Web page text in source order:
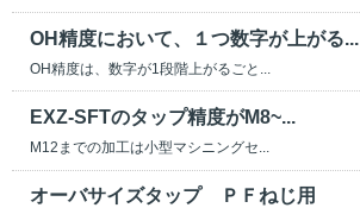
OH精度において、１つ数字が上がる...
OH精度は、数字が1段階上がるごと...
EXZ-SFTのタップ精度がM8~...
M12までの加工は小型マシニングセ...
オーバサイズタップ ＰＦねじ用